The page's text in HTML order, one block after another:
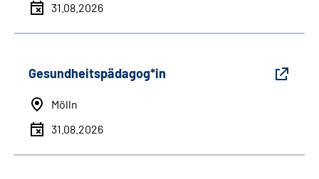
31.08.2026
Gesundheitspädagog*in
Mölln
31.08.2026